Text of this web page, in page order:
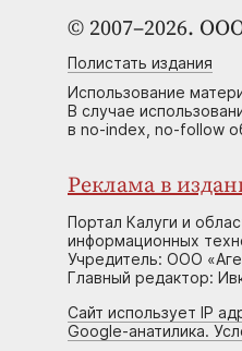
© 2007–2026.
Полистать издания
Использование
В случае
в no-index, no-follow
Реклама в
Портал Калуги и
информационных
Учредитель: ООО
Главный редактор:
Сайт использует IP
Google-анатилика.